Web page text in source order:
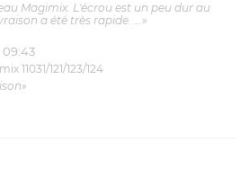
Magimix. L'écrou est un peu dur au
a été très rapide. ...»
09:43
11031/121/123/124